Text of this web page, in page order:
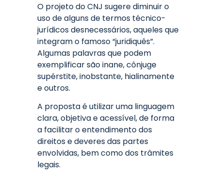
O projeto do CNJ sugere diminuir o
uso de alguns de termos técnico-
jurídicos desnecessários, aqueles que
integram o famoso “juridiquês”.
Algumas palavras que podem
exemplificar são inane, cônjuge
supérstite, inobstante, hialinamente
e outros.
A proposta é utilizar uma linguagem
clara, objetiva e acessível, de forma
a facilitar o entendimento dos
direitos e deveres das partes
envolvidas, bem como dos trâmites
legais.